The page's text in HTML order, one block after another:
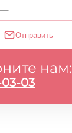
Отправить
нам:
03